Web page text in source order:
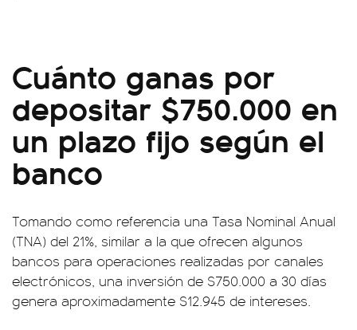
Cuánto ganas por
depositar $750.000 en
un plazo fijo según el
banco
Tomando como referencia una Tasa Nominal Anual
(TNA) del 21%, similar a la que ofrecen algunos
bancos para operaciones realizadas por canales
electrónicos, una inversión de $750.000 a 30 días
genera aproximadamente $12.945 de intereses.